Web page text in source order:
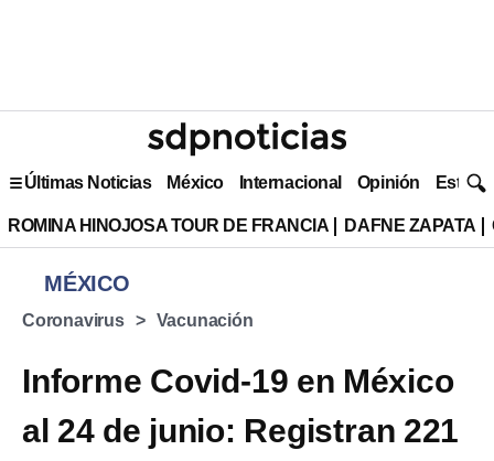
Últimas Noticias México Internacional Opinión Estilo
ROMINA HINOJOSA TOUR DE FRANCIA DAFNE ZAPATA
MÉXICO
Coronavirus Vacunación
Informe Covid-19 en México
al 24 de junio: Registran 221